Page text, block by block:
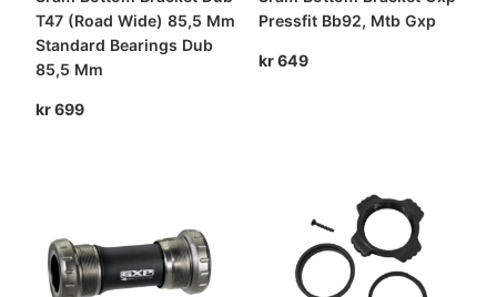
T47 (Road Wide) 85,5 Mm
Standard Bearings Dub
85,5 Mm
kr699
Pressfit Bb92, Mtb Gxp
kr649